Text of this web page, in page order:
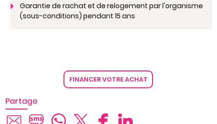
Garantie de rachat et de relogement par l'organisme
(sous-conditions) pendant 15 ans
FINANCER VOTRE ACHAT
Partage